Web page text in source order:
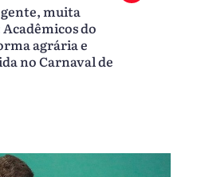
muita
do
agrária e
no Carnaval de